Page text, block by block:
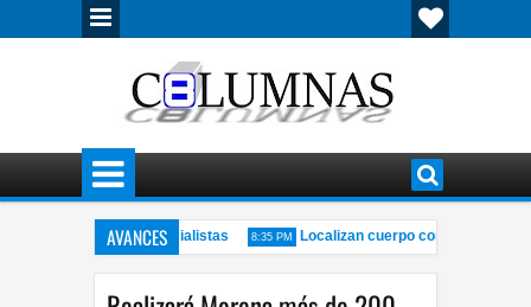
AVANCES
según especialistas 8:35 PM
Localizan cuerpo con huellas de